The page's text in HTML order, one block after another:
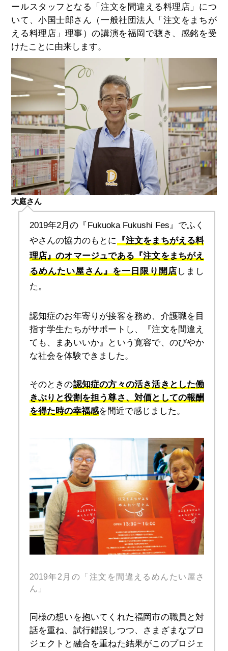
ールスタッフとなる「注文を間違える料理店」につ
いて、小国士郎さん（一般社団法人「注文をまちが
える料理店」理事）の講演を福岡で聴き、感銘を受
けたことに由来します。
大庭さん
2019年2月の『Fukuoka Fukushi Fes』でふく
やさんの協力のもとに『注文をまちがえる料
理店』のオマージュである『注文をまちがえ
るめんたい屋さん』を一日限り開店しまし
た。
認知症のお年寄りが接客を務め、介護職を目
指す学生たちがサポートし、『注文を間違え
ても、まあいいか』という寛容で、のびやか
な社会を体験できました。
そのときの認知症の方々の活き活きとした働
きぶりと役割を担う尊さ、対価としての報酬
を得た時の幸福感を間近で感じました。
2019年2月の「注文を間違えるめんたい屋さ
ん」
同様の想いを抱いてくれた福岡市の職員と対
話を重ね、試行錯誤しつつ、さまざまなプロ
ジェクトと融合を重ねた結果がこのプロジェ